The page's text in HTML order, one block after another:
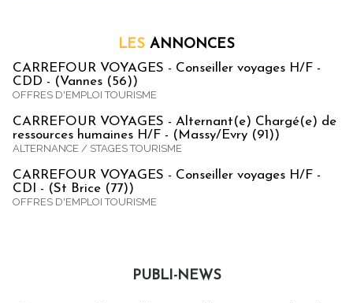
LES ANNONCES
CARREFOUR VOYAGES - Conseiller voyages H/F -
CDD - (Vannes (56))
OFFRES D'EMPLOI TOURISME
CARREFOUR VOYAGES - Alternant(e) Chargé(e) de
ressources humaines H/F - (Massy/Evry (91))
ALTERNANCE / STAGES TOURISME
CARREFOUR VOYAGES - Conseiller voyages H/F -
CDI - (St Brice (77))
OFFRES D'EMPLOI TOURISME
PUBLI-NEWS